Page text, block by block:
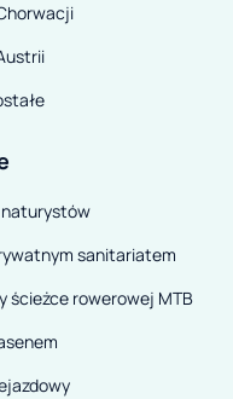
naturystów
sanitariatem
ścieżce rowerowej MTB